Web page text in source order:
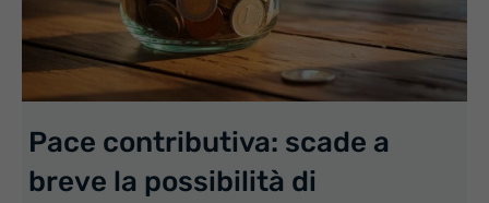
Pace contributiva: scade a
breve la possibilità di